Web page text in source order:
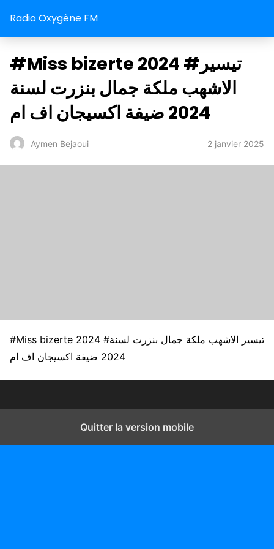
Radio Oxygène FM
#Miss bizerte 2024 #تيسير
الاشهب ملكة جمال بنزرت لسنة
2024 ضيفة اكسيجان اف ام
Aymen Bejaoui 2 janvier 2025
#Miss bizerte 2024 #تيسير الاشهب ملكة جمال بنزرت لسنة
2024 ضيفة اكسيجان اف ام
Quitter la version mobile